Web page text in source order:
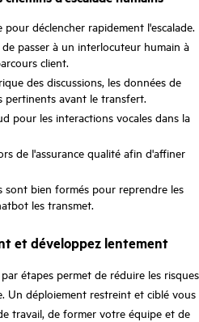
déclencher rapidement l'escalade.
passer à un interlocuteur humain à
client.
des discussions, les données de
pertinents avant le transfert.
pour les interactions vocales dans la
de l'assurance qualité afin d'affiner
sont bien formés pour reprendre les
les transmet.
et développez lentement
étapes permet de réduire les risques
Un déploiement restreint et ciblé vous
travail, de former votre équipe et de